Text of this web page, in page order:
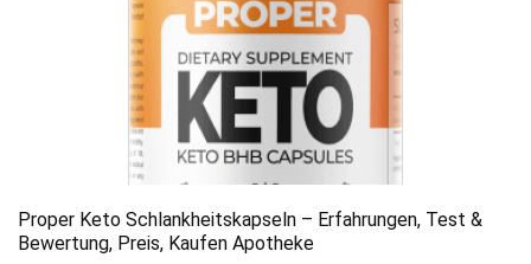
Proper Keto Schlankheitskapseln – Erfahrungen, Test &
Bewertung, Preis, Kaufen Apotheke